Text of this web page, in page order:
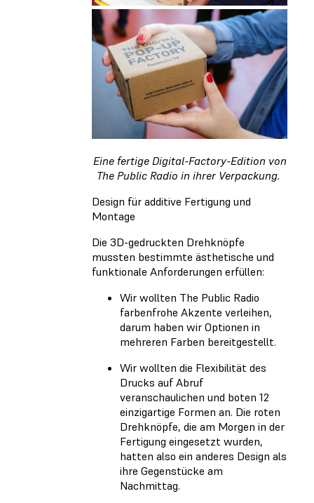
Eine fertige Digital-Factory-Edition von
The Public Radio in ihrer Verpackung.
Design für additive Fertigung und
Montage
Die 3D-gedruckten Drehknöpfe
mussten bestimmte ästhetische und
funktionale Anforderungen erfüllen:
Wir wollten The Public Radio
farbenfrohe Akzente verleihen,
darum haben wir Optionen in
mehreren Farben bereitgestellt.
Wir wollten die Flexibilität des
Drucks auf Abruf
veranschaulichen und boten 12
einzigartige Formen an. Die roten
Drehknöpfe, die am Morgen in der
Fertigung eingesetzt wurden,
hatten also ein anderes Design als
ihre Gegenstücke am
Nachmittag.